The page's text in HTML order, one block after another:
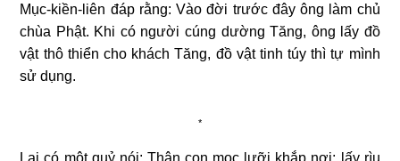
Mục-kiền-liên đáp rằng: Vào đời trước đây ông làm chủ
chùa Phật. Khi có người cúng dường Tăng, ông lấy đồ
vật thô thiển cho khách Tăng, đồ vật tinh túy thì tự mình
sử dụng.
*
Lại có một quỷ nói: Thân con mọc lưỡi khắp nơi; lấy rìu